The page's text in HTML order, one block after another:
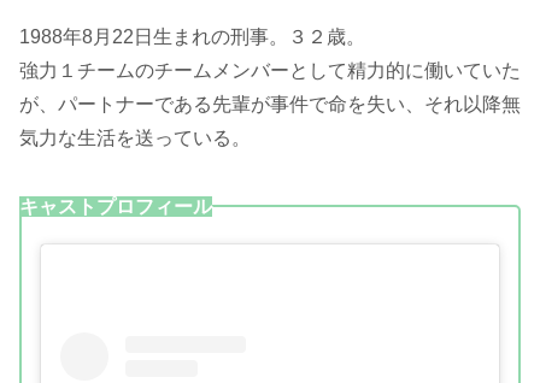
1988年8月22日生まれの刑事。３２歳。
強力１チームのチームメンバーとして精力的に働いていた
が、パートナーである先輩が事件で命を失い、それ以降無
気力な生活を送っている。
キャストプロフィール